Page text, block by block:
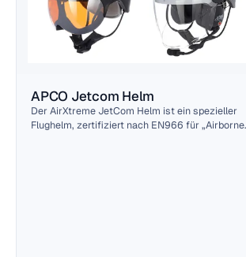
APCO Jetcom Helm
Der AirXtreme JetCom Helm ist ein spezieller
Flughelm, zertifiziert nach EN966 für „Airborne